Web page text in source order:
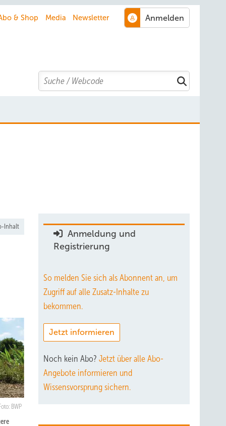
& Shop Media Newsletter
Search
Inhalt
Foto: BWP
Anmeldung und
Registrierung
So melden Sie sich als Abonnent an, um
Zugriff auf alle Zusatz-Inhalte zu
bekommen.
Jetzt informieren
Noch kein Abo? Jetzt über alle Abo-
Angebote informieren und
Wissensvorsprung sichern.